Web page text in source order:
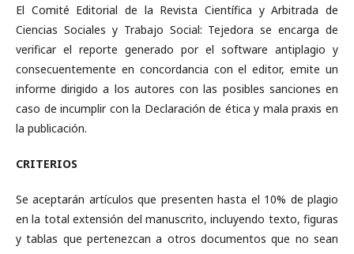
El Comité Editorial de la Revista Científica y Arbitrada de
Ciencias Sociales y Trabajo Social: Tejedora se encarga de
verificar el reporte generado por el software antiplagio y
consecuentemente en concordancia con el editor, emite un
informe dirigido a los autores con las posibles sanciones en
caso de incumplir con la Declaración de ética y mala praxis en
la publicación.
CRITERIOS
Se aceptarán artículos que presenten hasta el 10% de plagio
en la total extensión del manuscrito, incluyendo texto, figuras
y tablas que pertenezcan a otros documentos que no sean